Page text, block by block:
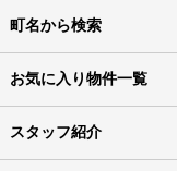
町名から検索
お気に入り物件一覧
スタッフ紹介